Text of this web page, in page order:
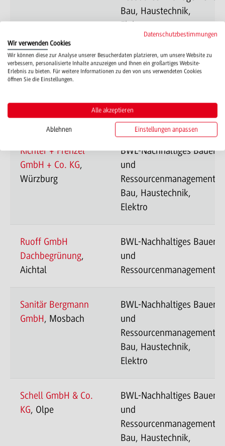
Bau, Haustechnik,
Elektro
REISSER AG,
Böblingen
BWL-Nachhaltiges Bauen
und
Bau, Haustechnik,
Elektro
Richter + Frenzel
GmbH + Co. KG,
Würzburg
BWL-Nachhaltiges Bauen
und
Ressourcenmanagement-
Bau, Haustechnik,
Elektro
Ruoff GmbH
Dachbegrünung,
Aichtal
BWL-Nachhaltiges Bauen
und
Ressourcenmanagement
Sanitär Bergmann
GmbH, Mosbach
BWL-Nachhaltiges Bauen
und
Ressourcenmanagement-
Bau, Haustechnik,
Elektro
Schell GmbH & Co.
KG, Olpe
BWL-Nachhaltiges Bauen
und
Ressourcenmanagement-
Bau, Haustechnik,
Datenschutzbestimmungen
Wir verwenden Cookies
Wir können diese zur Analyse unserer Besucherdaten platzieren, um unsere Website zu
verbessern, personalisierte Inhalte anzuzeigen und Ihnen ein großartiges Website-
Erlebnis zu bieten. Für weitere Informationen zu den von uns verwendeten Cookies
öffnen Sie die Einstellungen.
Alle akzeptieren
Ablehnen Einstellungen anpassen